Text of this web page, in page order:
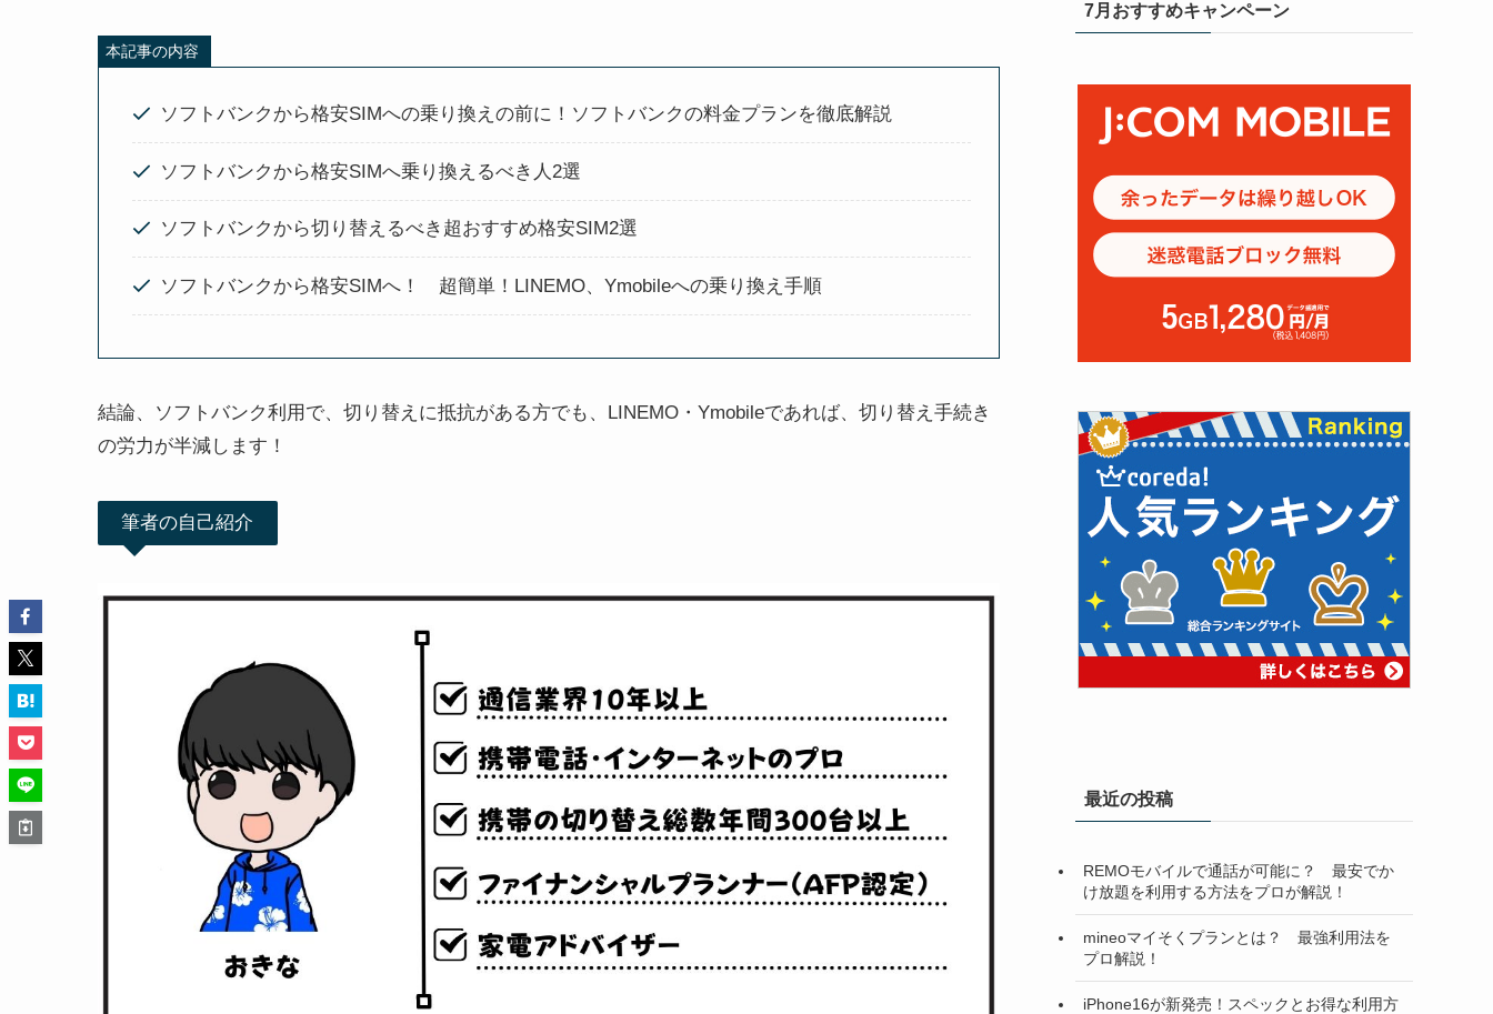
本記事の内容
ソフトバンクから格安SIMへの乗り換えの前に！ソフトバンクの料金プランを徹底解説
ソフトバンクから格安SIMへ乗り換えるべき人2選
ソフトバンクから切り替えるべき超おすすめ格安SIM2選
ソフトバンクから格安SIMへ！ 超簡単！LINEMO、Ymobileへの乗り換え手順
結論、ソフトバンク利用で、切り替えに抵抗がある方でも、LINEMO・Ymobileであれば、切り替え手続き
の労力が半減します！
筆者の自己紹介
7月おすすめキャンペーン
最近の投稿
REMOモバイルで通話が可能に？ 最安でか
け放題を利用する方法をプロが解説！
mineoマイそくプランとは？ 最強利用法を
プロ解説！
iPhone16が新発売！スペックとお得な利用方